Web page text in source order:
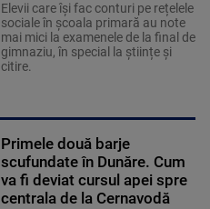
Elevii care îşi fac conturi pe rețelele
sociale în școala primară au note
mai mici la examenele de la final de
gimnaziu, în special la științe și
citire.
Primele două barje
scufundate în Dunăre. Cum
va fi deviat cursul apei spre
centrala de la Cernavodă